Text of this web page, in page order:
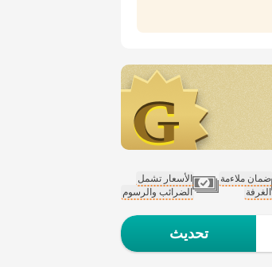
ضمان ملاءمة
الغرفة
الأسعار تشمل
الضرائب والرسوم
تحديث